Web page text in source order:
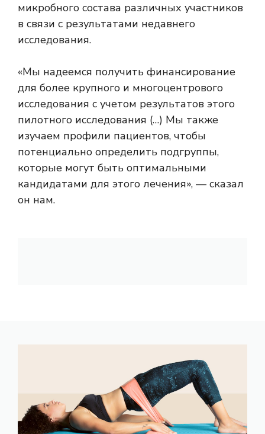
микробного состава различных участников
в связи с результатами недавнего
исследования.
«Мы надеемся получить финансирование
для более крупного и многоцентрового
исследования с учетом результатов этого
пилотного исследования (…) Мы также
изучаем профили пациентов, чтобы
потенциально определить подгруппы,
которые могут быть оптимальными
кандидатами для этого лечения», — сказал
он нам.